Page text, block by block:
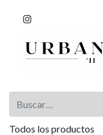
Todos los productos